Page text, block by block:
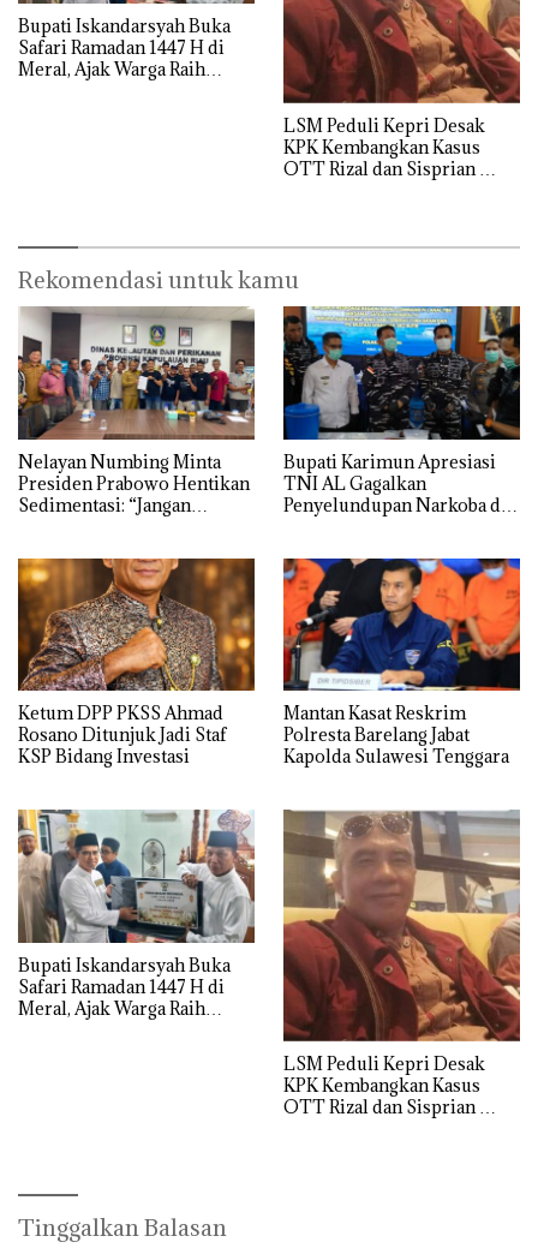
Bupati Iskandarsyah Buka
Safari Ramadan 1447 H di
Meral, Ajak Warga Raih
LSM Peduli Kepri Desak
KPK Kembangkan Kasus
OTT Rizal dan Sisprian
Rekomendasi untuk kamu
Nelayan Numbing Minta
Presiden Prabowo Hentikan
Sedimentasi: “Jangan
Mencari Makan”
Bupati Karimun Apresiasi
TNI AL Gagalkan
Penyelundupan Narkoba di
Ketum DPP PKSS Ahmad
Rosano Ditunjuk Jadi Staf
KSP Bidang Investasi
Mantan Kasat Reskrim
Polresta Barelang Jabat
Kapolda Sulawesi Tenggara
Bupati Iskandarsyah Buka
Safari Ramadan 1447 H di
Meral, Ajak Warga Raih
LSM Peduli Kepri Desak
KPK Kembangkan Kasus
OTT Rizal dan Sisprian
Tinggalkan Balasan